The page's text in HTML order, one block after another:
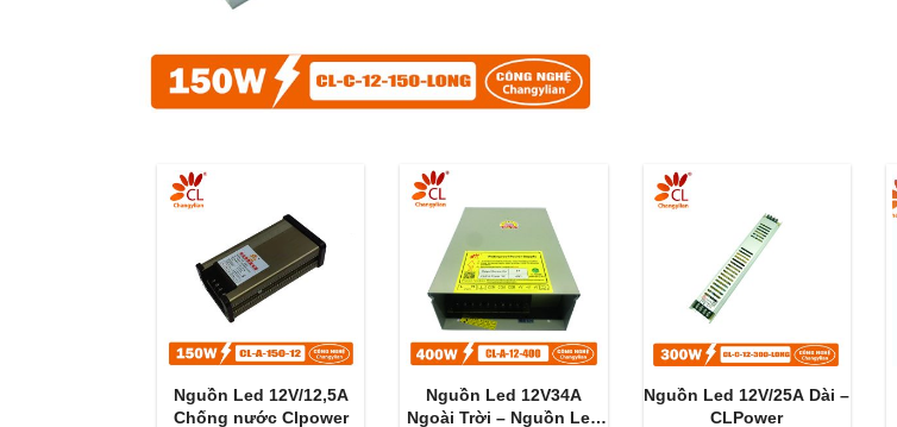
Nguồn Led 12V/12,5A
Chống nước Clpower
Nguồn Led 12V34A
Ngoài Trời – Nguồn Led
Nguồn Led 12V/25A Dài –
CLPower